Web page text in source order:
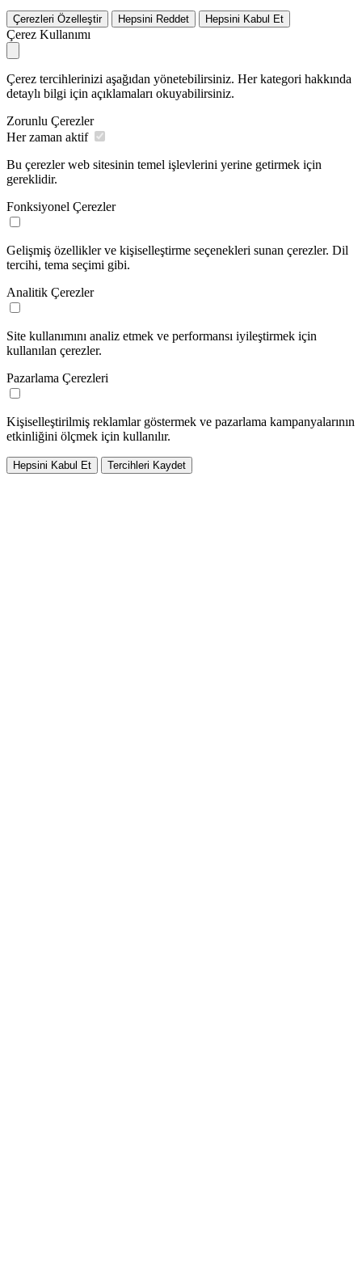
Çerezleri Özelleştir Hepsini Reddet Hepsini Kabul Et
Çerez Kullanımı
Çerez tercihlerinizi aşağıdan yönetebilirsiniz. Her kategori hakkında
detaylı bilgi için açıklamaları okuyabilirsiniz.
Zorunlu Çerezler
Her zaman aktif
Bu çerezler web sitesinin temel işlevlerini yerine getirmek için
gereklidir.
Fonksiyonel Çerezler
Gelişmiş özellikler ve kişiselleştirme seçenekleri sunan çerezler. Dil
tercihi, tema seçimi gibi.
Analitik Çerezler
Site kullanımını analiz etmek ve performansı iyileştirmek için
kullanılan çerezler.
Pazarlama Çerezleri
Kişiselleştirilmiş reklamlar göstermek ve pazarlama kampanyalarının
etkinliğini ölçmek için kullanılır.
Hepsini Kabul Et Tercihleri Kaydet